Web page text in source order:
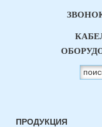
ПРОДУКЦИЯ